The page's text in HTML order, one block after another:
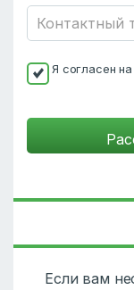
Я согласен
Если вам